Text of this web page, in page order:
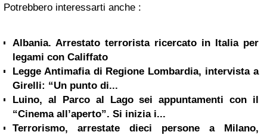
Potrebbero interessarti anche :
Albania. Arrestato terrorista ricercato in Italia per
legami con Califfato
Legge Antimafia di Regione Lombardia, intervista a
Girelli: “Un punto di...
Luino, al Parco al Lago sei appuntamenti con il
“Cinema all’aperto”. Si inizia i...
Terrorismo, arrestate dieci persone a Milano,